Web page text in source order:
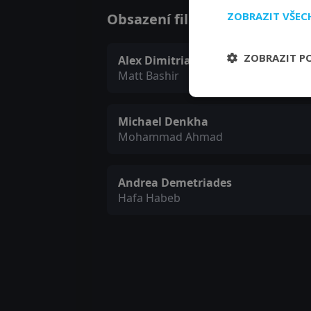
Obsazení filmu nebo pořadu
Alex Dimitriades
Matt Bashir
Michael Denkha
Mohammad Ahmad
Andrea Demetriades
Hafa Habeb
ZOBRAZIT
ZOBRAZIT